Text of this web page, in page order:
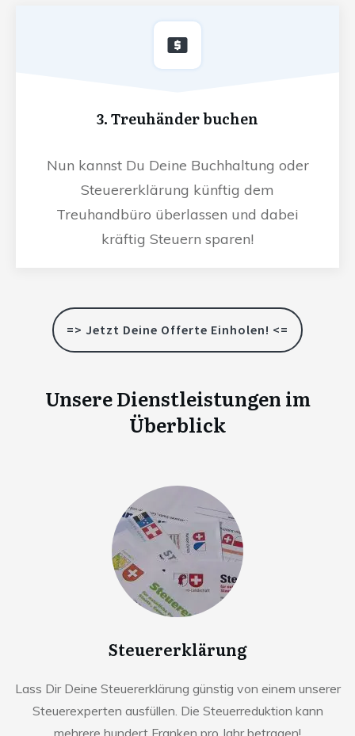
3. Treuhänder buchen
Nun kannst Du Deine Buchhaltung oder
Steuererklärung künftig dem
Treuhandbüro überlassen und dabei
kräftig Steuern sparen!
=> Jetzt Deine Offerte Einholen! <=
Unsere Dienstleistungen im
Überblick
Steuererklärung
Lass Dir Deine Steuererklärung günstig von einem unserer
Steuerexperten ausfüllen. Die Steuerreduktion kann
mehrere hundert Franken pro Jahr betragen!